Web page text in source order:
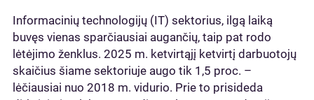
Informacinių technologijų (IT) sektorius, ilgą laiką
buvęs vienas sparčiausiai augančių, taip pat rodo
lėtėjimo ženklus. 2025 m. ketvirtąjį ketvirtį darbuotojų
skaičius šiame sektoriuje augo tik 1,5 proc. –
lėčiausiai nuo 2018 m. vidurio. Prie to prisideda